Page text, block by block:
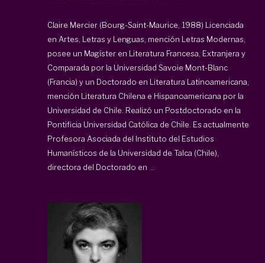
Claire Mercier (Bourg-Saint-Maurice, 1988) Licenciada
en Artes, Letras y Lenguas, mención Letras Modernas,
posee un Magíster en Literatura Francesa, Extranjera y
Comparada por la Universidad Savoie Mont-Blanc
(Francia) y un Doctorado en Literatura Latinoamericana,
mención Literatura Chilena e Hispanoamericana por la
Universidad de Chile. Realizó un Postdoctorado en la
Pontificia Universidad Católica de Chile. Es actualmente
Profesora Asociada del Instituto del Estudios
Humanísticos de la Universidad de Talca (Chile),
directora del Doctorado en ...